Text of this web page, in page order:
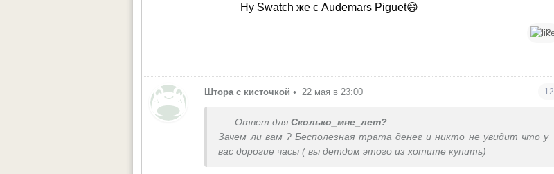
Ну Swatch же с Audemars Piguet😄
2
Штора с кисточкой • 22 мая в 23:00 12
Ответ для Сколько_мне_лет?
Зачем ли вам ? Бесполезная трата денег и никто не увидит что у
вас дорогие часы ( вы детдом этого из хотите купить)